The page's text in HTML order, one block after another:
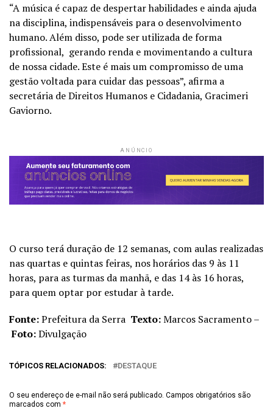
“A música é capaz de despertar habilidades e ainda ajuda
na disciplina, indispensáveis para o desenvolvimento
humano. Além disso, pode ser utilizada de forma
profissional, gerando renda e movimentando a cultura
de nossa cidade. Este é mais um compromisso de uma
gestão voltada para cuidar das pessoas”, afirma a
secretária de Direitos Humanos e Cidadania, Gracimeri
Gaviorno.
ANÚNCIO
O curso terá duração de 12 semanas, com aulas realizadas
nas quartas e quintas feiras, nos horários das 9 às 11
horas, para as turmas da manhã, e das 14 às 16 horas,
para quem optar por estudar à tarde.
Fonte:Prefeitura da Serra Texto:Marcos Sacramento –
Foto:Divulgação
TÓPICOS RELACIONADOS: DESTAQUE
O seu endereço de e-mail não será publicado. Campos obrigatórios são
marcados com *